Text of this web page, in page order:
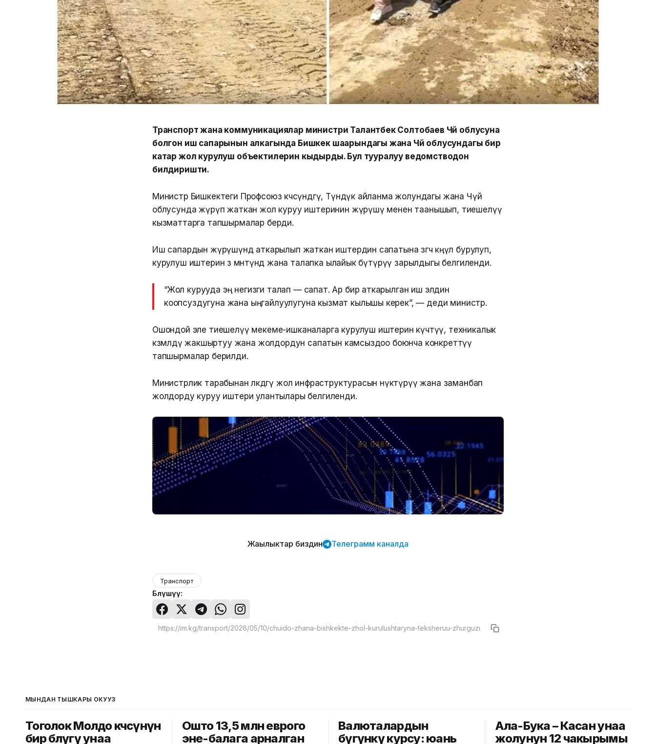
Транспорт жана коммуникациялар министри Талантбек Солтобаев Чүй облусуна
болгон иш сапарынын алкагында Бишкек шаарындагы жана Чүй облусундагы бир
катар жол курулуш объектилерин кыдырды. Бул тууралуу ведомстводон
билдиришти.
Министр Бишкектеги Профсоюз көчөсүндөгү, Түндүк айланма жолундагы жана Чүй
облусунда жүрүп жаткан жол куруу иштеринин жүрүшү менен таанышып, тиешелүү
кызматтарга тапшырмалар берди.
Иш сапардын жүрүшүндө аткарылып жаткан иштердин сапатына өзгөчө көңүл бурулуп,
курулуш иштерин өз мөөнөтүндө жана талапка ылайык бүтүрүү зарылдыгы белгиленди.
“Жол курууда эң негизги талап — сапат. Ар бир аткарылган иш элдин
коопсуздугуна жана ыңгайлуулугуна кызмат кылышы керек”, — деди министр.
Ошондой эле тиешелүү мекеме-ишканаларга курулуш иштерин күчөтүү, техникалык
көзөмөлдү жакшыртуу жана жолдордун сапатын камсыздоо боюнча конкреттүү
тапшырмалар берилди.
Министрлик тарабынан өлкөдөгү жол инфраструктурасын өнүктүрүү жана заманбап
жолдорду куруу иштери улантылары белгиленди.
Жаңылыктар биздин Телеграмм каналда
Транспорт
Бөлүшүү:
МЫНДАН ТЫШКАРЫ ОКУҢУЗ
Тоголок Молдо көчөсүнүн
бир бөлүгү унаа
Ошто 13,5 млн еврого
эне-балага арналган
Валюталардын
бүгүнкү курсу: юань
Ала-Бука – Касан унаа
жолунун 12 чакырымы